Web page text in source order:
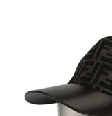
FEMININO